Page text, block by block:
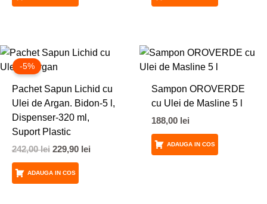
-5%
Pachet Sapun Lichid cu
Ulei de Argan. Bidon-5 l,
Dispenser-320 ml,
Suport Plastic
242,00lei
Prețul
a
242,00 lei.
229,90 lei
Prețul
229,90 lei.
ADAUGA IN COS
Sampon OROVERDE
cu Ulei de Masline 5 l
188,00 lei
ADAUGA IN COS